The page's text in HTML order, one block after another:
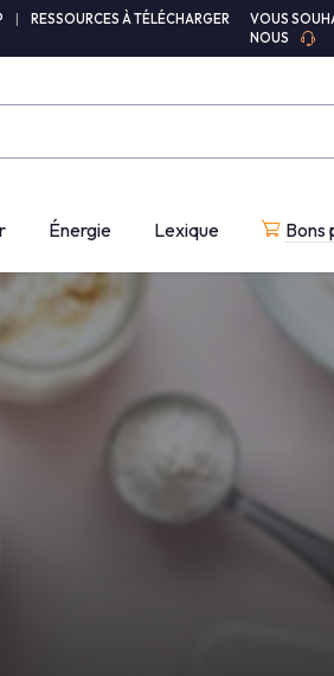
RESSOURCES À TÉLÉCHARGER
VOUS
NOUS
Énergie Lexique Bons